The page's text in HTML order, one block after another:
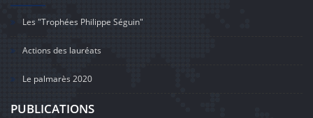
Les "Trophées Philippe Séguin"
Actions des lauréats
Le palmarès 2020
PUBLICATIONS